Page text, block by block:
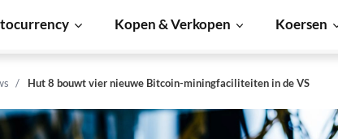
Kopen & Verkopen Koersen
Hut 8 bouwt vier nieuwe Bitcoin-miningfaciliteiten in de VS